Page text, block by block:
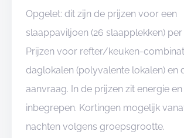
Opgelet: dit zijn de prijzen voor een
slaappaviljoen (26 slaapplekken) per
Prijzen voor refter/keuken-
daglokalen (polyvalente lokalen) en
aanvraag. In de prijzen zit energie
inbegrepen. Kortingen mogelijk
nachten volgens groepsgrootte.